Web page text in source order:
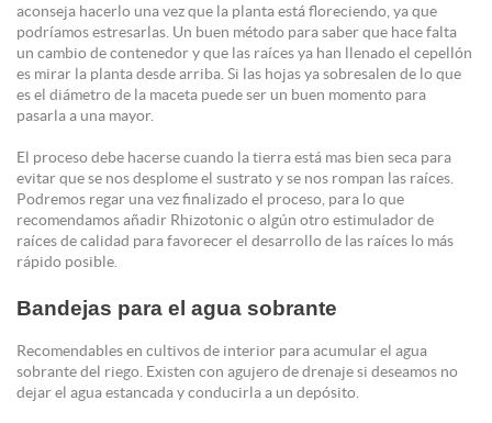
aconseja hacerlo una vez que la planta está floreciendo, ya que
podríamos estresarlas. Un buen método para saber que hace falta
un cambio de contenedor y que las raíces ya han llenado el cepellón
es mirar la planta desde arriba. Si las hojas ya sobresalen de lo que
es el diámetro de la maceta puede ser un buen momento para
pasarla a una mayor.
El proceso debe hacerse cuando la tierra está mas bien seca para
evitar que se nos desplome el sustrato y se nos rompan las raíces.
Podremos regar una vez finalizado el proceso, para lo que
recomendamos añadir Rhizotonic o algún otro estimulador de
raíces de calidad para favorecer el desarrollo de las raíces lo más
rápido posible.
Bandejas para el agua sobrante
Recomendables en cultivos de interior para acumular el agua
sobrante del riego. Existen con agujero de drenaje si deseamos no
dejar el agua estancada y conducirla a un depósito.